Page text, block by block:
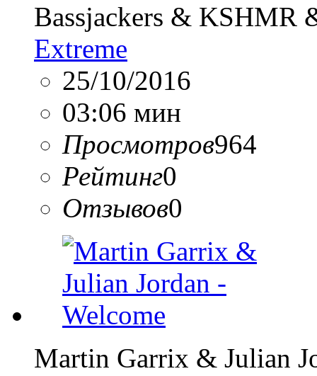
Bassjackers & KSHMR
Extreme
25/10/2016
03:06 мин
Просмотров964
Рейтинг0
Отзывов0
Martin Garrix & Julian